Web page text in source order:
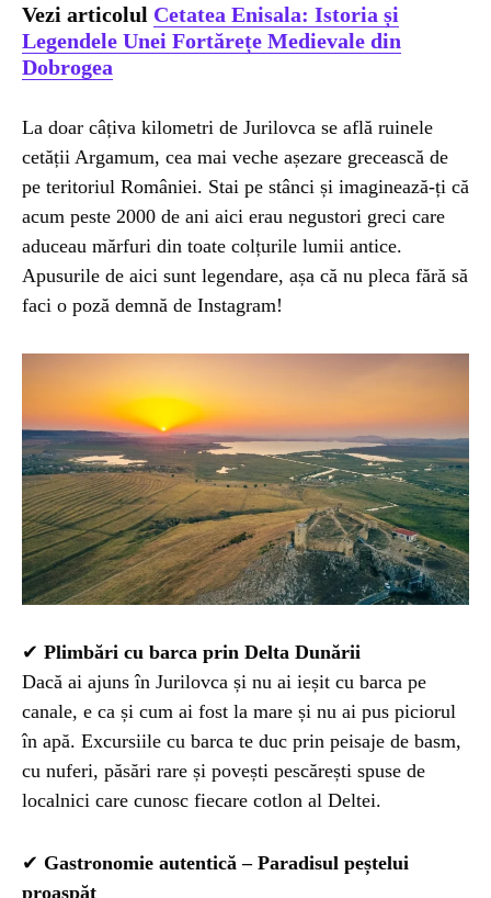
Vezi articolul Cetatea Enisala: Istoria și
Legendele Unei Fortărețe Medievale din
Dobrogea
La doar câțiva kilometri de Jurilovca se află ruinele
cetății Argamum, cea mai veche așezare grecească de
pe teritoriul României. Stai pe stânci și imaginează-ți că
acum peste 2000 de ani aici erau negustori greci care
aduceau mărfuri din toate colțurile lumii antice.
Apusurile de aici sunt legendare, așa că nu pleca fără să
faci o poză demnă de Instagram!
✔ Plimbări cu barca prin Delta Dunării
Dacă ai ajuns în Jurilovca și nu ai ieșit cu barca pe
canale, e ca și cum ai fost la mare și nu ai pus piciorul
în apă. Excursiile cu barca te duc prin peisaje de basm,
cu nuferi, păsări rare și povești pescărești spuse de
localnici care cunosc fiecare cotlon al Deltei.
✔ Gastronomie autentică – Paradisul peștelui
proaspăt